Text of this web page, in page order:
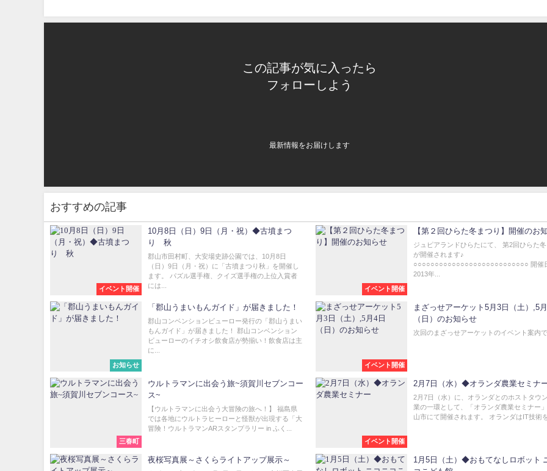
この記事が気に入ったら
フォローしよう
最新情報をお届けします
おすすめの記事
イベント開催
10月8日（日）9日（月・祝）◆古墳まつ
り 秋
郡山市田村町、大安場史跡公園では、10月8日
（日）9日（月・祝）に「古墳まつり秋」を開催し
ます。 パズル選手権、クイズ選手権の上位入賞者
には...
イベント開催
【第２回ひらた冬まつり】開催のお
ジュピアランドひらたにて、 第2回ひらた冬
が開催されます♪
○○○○○○○○○○○○○○○○○○○○○○○○○○○ 開催
2013年...
お知らせ
「郡山うまいもんガイド」が届きました！
郡山コンベンションビューロー発行の「郡山うまい
もんガイド」が届きました！ 郡山コンベンション
ビューローのイチオシ飲食店が勢揃い！飲食店は主
に...
イベント開催
まざっせアーケット5月3日（土）,5
（日）のお知らせ
次回のまざっせアーケットのイベント案内
三春町
ウルトラマンに出会う旅~須賀川セブンコー
ス~
【ウルトラマンに出会う大冒険の旅へ！】 福島県
では各地にウルトラヒーローと怪獣が出現する「大
冒険！ウルトラマンARスタンプラリー in ふく...
イベント開催
2月7日（水）◆オランダ農業セミナ
2月7日（水）に、オランダとのホストタウ
業の一環として、「オランダ農業セミナー
山市にて開催されます。 オランダはIT技術
夜桜写真展～さくらライトアップ展示～
1月5日（土）◆おもてなしロボット